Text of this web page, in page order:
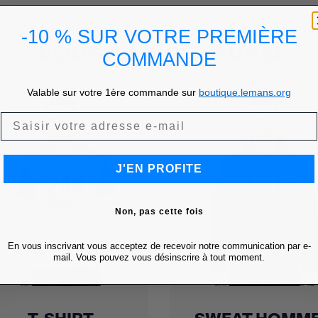
VOUS AIMEREZ AUSSI
-10 % SUR VOTRE PREMIÈRE
COMMANDE
Valable sur votre 1ère commande sur boutique.lemans.org
J'EN PROFITE
Non, pas cette fois
En vous inscrivant vous acceptez de recevoir notre communication par e-
mail. Vous pouvez vous désinscrire à tout moment.